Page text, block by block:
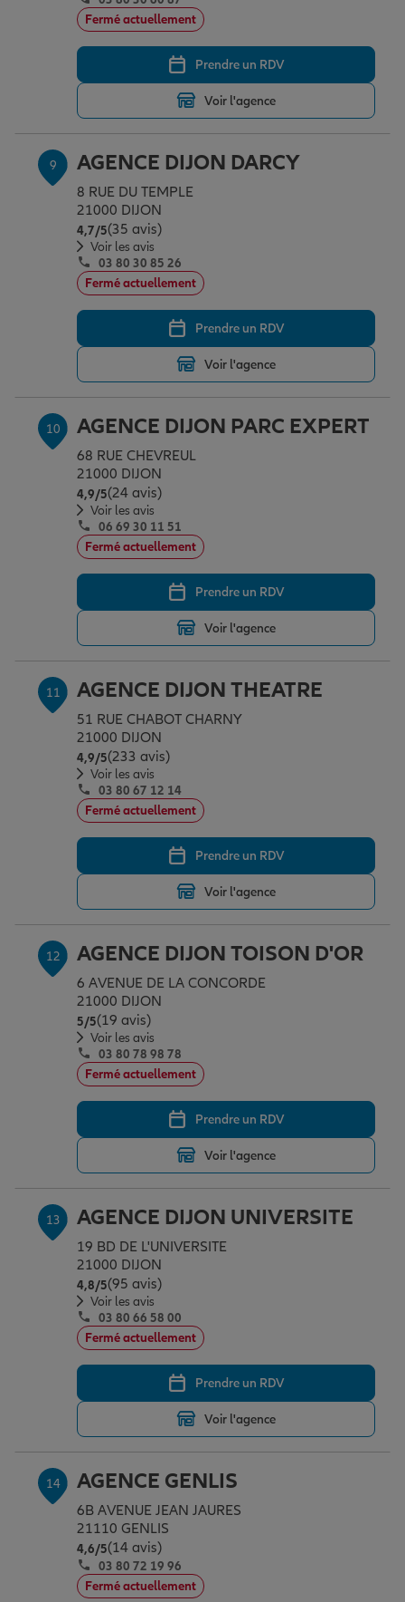
Fermé actuellement
Prendre un RDV
Voir l'agence
9 AGENCE DIJON DARCY
8 RUE DU TEMPLE
21000 DIJON
4,7/5Note de 4.7 sur 5
(35 avis)
Voir les avis
03 80 30 85 26
Fermé actuellement
Prendre un RDV
Voir l'agence
10 AGENCE DIJON PARC EXPERT
68 RUE CHEVREUL
21000 DIJON
4,9/5Note de 4.9 sur 5
(24 avis)
Voir les avis
06 69 30 11 51
Fermé actuellement
Prendre un RDV
Voir l'agence
11 AGENCE DIJON THEATRE
51 RUE CHABOT CHARNY
21000 DIJON
4,9/5Note de 4.9 sur 5
(233 avis)
Voir les avis
03 80 67 12 14
Fermé actuellement
Prendre un RDV
Voir l'agence
12 AGENCE DIJON TOISON D'OR
6 AVENUE DE LA CONCORDE
21000 DIJON
5/5Note de 5 sur 5
(19 avis)
Voir les avis
03 80 78 98 78
Fermé actuellement
Prendre un RDV
Voir l'agence
13 AGENCE DIJON UNIVERSITE
19 BD DE L'UNIVERSITE
21000 DIJON
4,8/5Note de 4.8 sur 5
(95 avis)
Voir les avis
03 80 66 58 00
Fermé actuellement
Prendre un RDV
Voir l'agence
14 AGENCE GENLIS
6B AVENUE JEAN JAURES
21110 GENLIS
4,6/5Note de 4.6 sur 5
(14 avis)
03 80 72 19 96
Fermé actuellement